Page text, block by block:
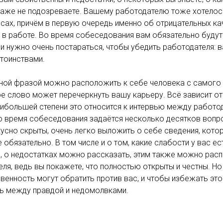
не подозреваете. Вашему работодателю тоже
причём в первую очередь именно об отрицательных
в работе. Во время собеседования вам обязательно
нужно очень постараться, чтобы убедить работодателя:
фразой можно расположить к себе человека с самого
слово может перечеркнуть вашу карьеру. Всё зависит от
степени это относится к интервью между
время собеседования задаётся несколько десятков
скрыты, очень легко выложить о себе сведения,
В том числе и о том, какие слабости у вас
о недостатках можно рассказать, этим также можно
ведь вы покажете, что полностью открыты и честны.
могут обратить против вас, и чтобы избежать
между правдой и недомолвками.